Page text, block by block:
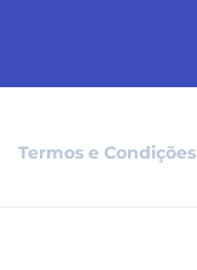
Termos e Condições